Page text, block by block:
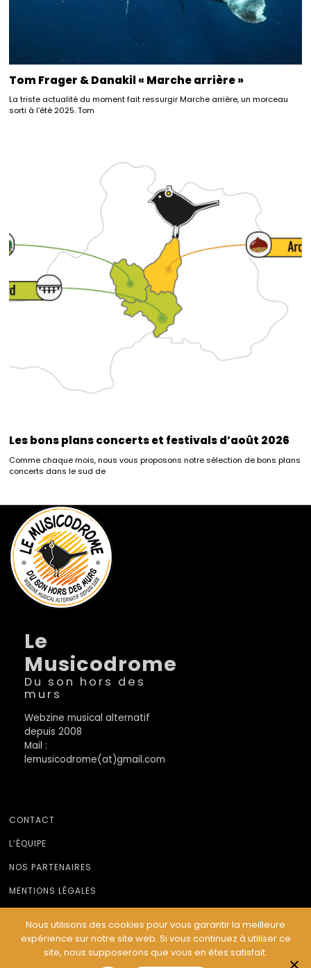
Tom Frager & Danakil « Marche arrière »
La triste actualité du moment fait ressurgir Marche arrière, un morceau
sorti à l’été 2025. Tom
Les bons plans concerts et festivals d’août 2026
Comme chaque mois, nous vous proposons notre sélection de bons plans
concerts dans le sud de
Le
Musicodrome
Du son hors des
murs
Webzine musical alternatif
depuis 2008
Mail :
lemusicodrome(at)gmail.com
CONTACT
L’ÉQUIPE
NOS PARTENAIRES
MENTIONS LÉGALES
© Le Musicodrome 2022 - Webdesign :Cereal Concept
Nous utilisons des cookies pour vous garantir la meilleure
expérience sur notre site web. Si vous continuez à utiliser ce
site, nous supposerons que vous en êtes satisfait.